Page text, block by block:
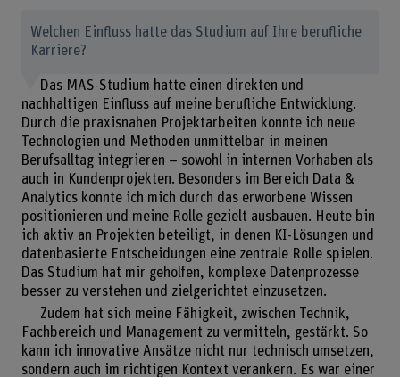
Welchen Einfluss hatte das Studium auf Ihre berufliche
Karriere?
Das MAS-Studium hatte einen direkten und
nachhaltigen Einfluss auf meine berufliche Entwicklung.
Durch die praxisnahen Projektarbeiten konnte ich neue
Technologien und Methoden unmittelbar in meinen
Berufsalltag integrieren – sowohl in internen Vorhaben als
auch in Kundenprojekten. Besonders im Bereich Data &
Analytics konnte ich mich durch das erworbene Wissen
positionieren und meine Rolle gezielt ausbauen. Heute bin
ich aktiv an Projekten beteiligt, in denen KI-Lösungen und
datenbasierte Entscheidungen eine zentrale Rolle spielen.
Das Studium hat mir geholfen, komplexe Datenprozesse
besser zu verstehen und zielgerichtet einzusetzen.
Zudem hat sich meine Fähigkeit, zwischen Technik,
Fachbereich und Management zu vermitteln, gestärkt. So
kann ich innovative Ansätze nicht nur technisch umsetzen,
sondern auch im richtigen Kontext verankern. Es war einer